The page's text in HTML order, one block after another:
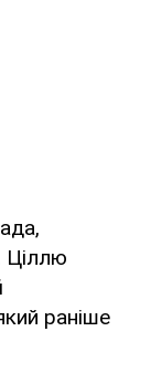
Ціллю
раніше